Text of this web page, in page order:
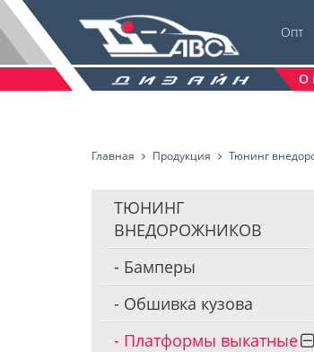
Опт
О
Главная Продукция Тюнинг
ТЮНИНГ
ВНЕДОРОЖНИКОВ
Бамперы
Обшивка кузова
Платформы выкатные